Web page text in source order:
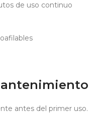
de uso continuo
antes del primer uso.